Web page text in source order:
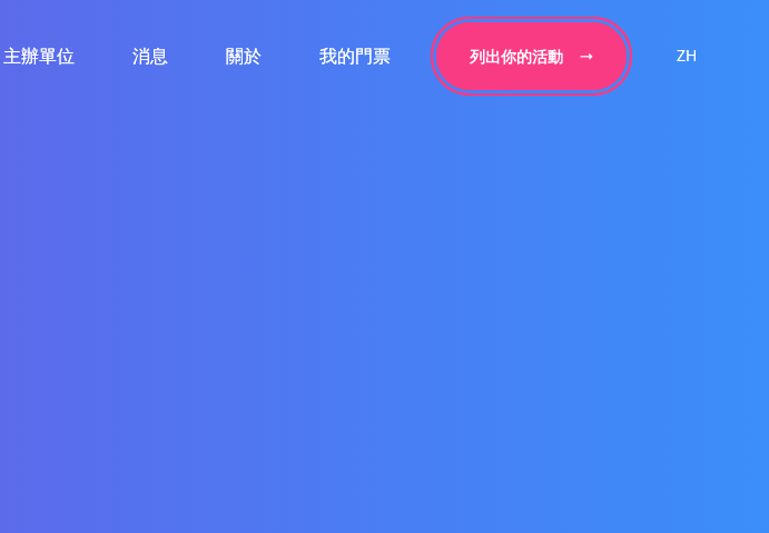
主辦單位 消息 關於 我的門票 列出你的活動 ZH
主辦單位 消息 關於 我的門票 列出你的活動 ZH